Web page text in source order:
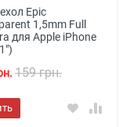
Epic
1,5mm Full
для Apple iPhone
159 грн.